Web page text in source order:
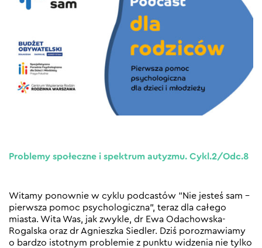
Problemy społeczne i spektrum autyzmu. Cykl.2/Odc.8
Witamy ponownie w cyklu podcastów “Nie jesteś sam –
pierwsza pomoc psychologiczna”, teraz dla całego
miasta. Wita Was, jak zwykle, dr Ewa Odachowska-
Rogalska oraz dr Agnieszka Siedler. Dziś porozmawiamy
o bardzo istotnym problemie z punktu widzenia nie tylko